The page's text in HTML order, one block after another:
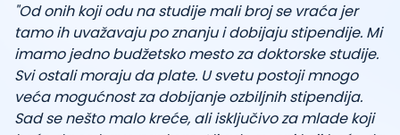
"Od onih koji odu na studije mali broj se vraća jer
tamo ih uvažavaju po znanju i dobijaju stipendije. Mi
imamo jedno budžetsko mesto za doktorske studije.
Svi ostali moraju da plate. U svetu postoji mnogo
veća mogućnost za dobijanje ozbiljnih stipendija.
Sad se nešto malo kreće, ali isključivo za mlade koji